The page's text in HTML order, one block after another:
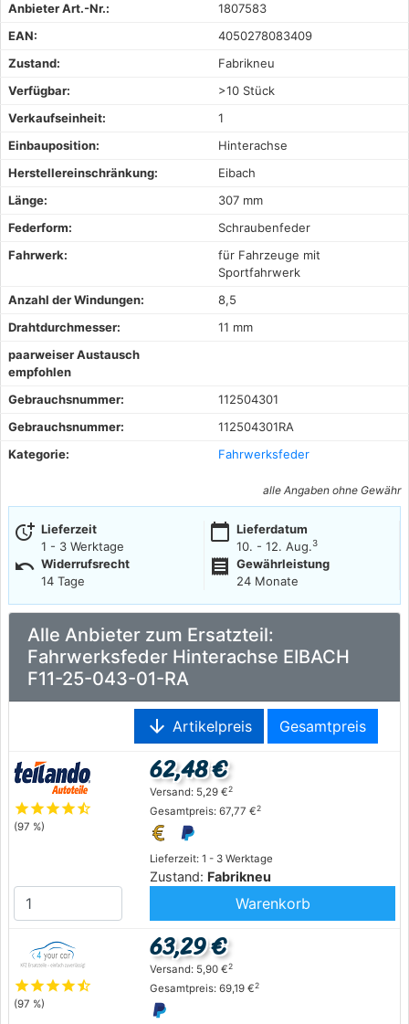
Anbieter Art.-Nr.:
1807583
EAN:
4050278083409
Zustand:
Fabrikneu
Verfügbar:
>10 Stück
Verkaufseinheit:
1
Einbauposition:
Hinterachse
Herstellereinschränkung:
Eibach
Länge:
307 mm
Federform:
Schraubenfeder
Fahrwerk:
für Fahrzeuge mit
Sportfahrwerk
Anzahl der Windungen:
8,5
Drahtdurchmesser:
11 mm
paarweiser Austausch
empfohlen
Gebrauchsnummer:
112504301
Gebrauchsnummer:
112504301RA
Kategorie:
Fahrwerksfeder
alle Angaben ohne Gewähr
more_time Lieferzeit
1 - 3 Werktage
calendar_today Lieferdatum
10. - 12. Aug.3
undo Widerrufsrecht
14 Tage
receipt
Gewährleistung
24 Monate
Alle Anbieter zum Ersatzteil:
Fahrwerksfeder Hinterachse EIBACH
F11-25-043-01-RA
arrow_downward Artikelpreis Gesamtpreis
starstarstarstarstar_half
(97 %)
Lieferzeit: 1 - 3 Werktage
Zustand: Fabrikneu
62,48 €
Versand: 5,29 €2
Gesamtpreis: 67,77 €2
Warenkorb
starstarstarstarstar_half
(97 %)
63,29 €
Versand: 5,90 €2
Gesamtpreis: 69,19 €2